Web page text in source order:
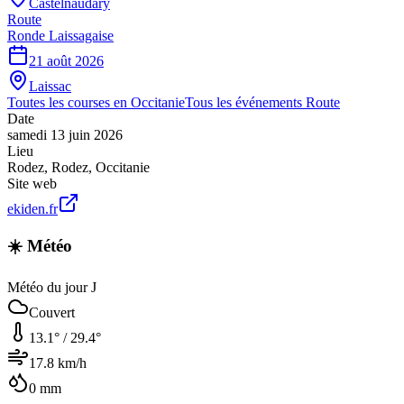
Route
Ronde Laissagaise
21 août 2026
Laissac
Toutes les courses en OccitanieTous les événements Route
Date
samedi 13 juin 2026
Lieu
Rodez, Rodez, Occitanie
Site web
ekiden.fr
☀️ Météo
Météo du jour J
Couvert
13.1° / 29.4°
17.8 km/h
0 mm